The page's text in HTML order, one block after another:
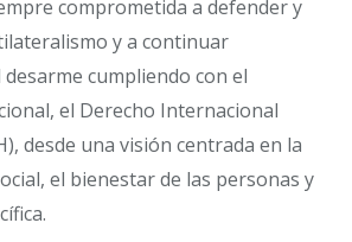
comprometida a defender y
y a continuar
cumpliendo con el
el Derecho Internacional
desde una visión centrada en la
el bienestar de las personas y